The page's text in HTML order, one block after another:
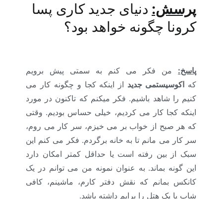
پرسش: دنیای جدید کاری پسا
کرونا چگونه خواهد بود؟
پاسخ: من فکر می­ کنم به سمتی پیش برویم
که اکوسیستمی جدید از اینکه کجا و چگونه کار می
کنیم را شاهد باشیم. فکر می­کنم که تاکنون در مورد
اینکه کجا کار می کردیم، خیلی حساس بودیم. وقتی
که هر صبح از خواب بر می خیزم، سر کار می روم،
سر کار می مانم تا به خانه برگردم. فکر می کنم این
سبک از بین رفته است یا حداقل کمتر امکان دارد
این گونه بماند. به عنوان نمونه من می توانم در یک
کانکس بمانم که نقش دفتر کارم، ماشینم، کافی
شاپ یا یک هتل را برایم داشته باشد.